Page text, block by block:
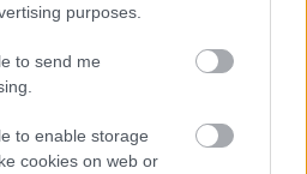
purposes.
to send me
to enable storage
cookies on web or
áram kalkulátor 2026